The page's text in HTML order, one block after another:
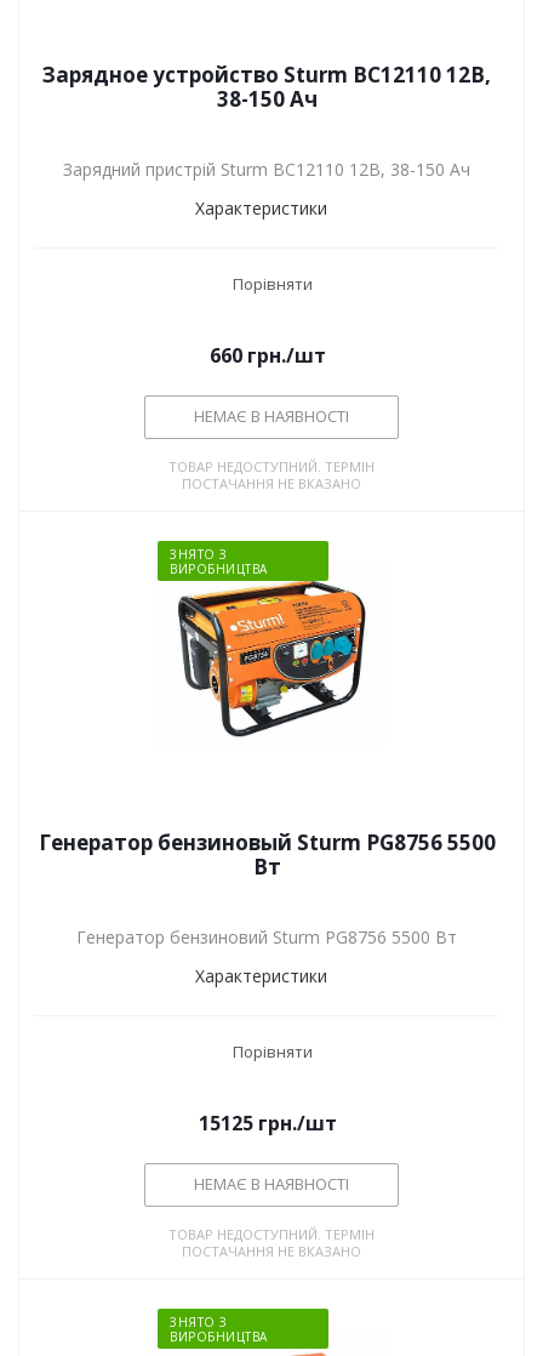
Зарядное устройство Sturm BC12110 12В,
38-150 Ач
Зарядний пристрій Sturm BC12110 12В, 38-150 Ач
Характеристики
Порівняти
660грн./шт
НЕМАЄ В НАЯВНОСТІ
ТОВАР НЕДОСТУПНИЙ. ТЕРМІН
ПОСТАЧАННЯ НЕ ВКАЗАНО
ЗНЯТО З
ВИРОБНИЦТВА
Генератор бензиновый Sturm PG8756 5500
Вт
Генератор бензиновий Sturm PG8756 5500 Вт
Характеристики
Порівняти
15125грн./шт
НЕМАЄ В НАЯВНОСТІ
ТОВАР НЕДОСТУПНИЙ. ТЕРМІН
ПОСТАЧАННЯ НЕ ВКАЗАНО
ЗНЯТО З
ВИРОБНИЦТВА